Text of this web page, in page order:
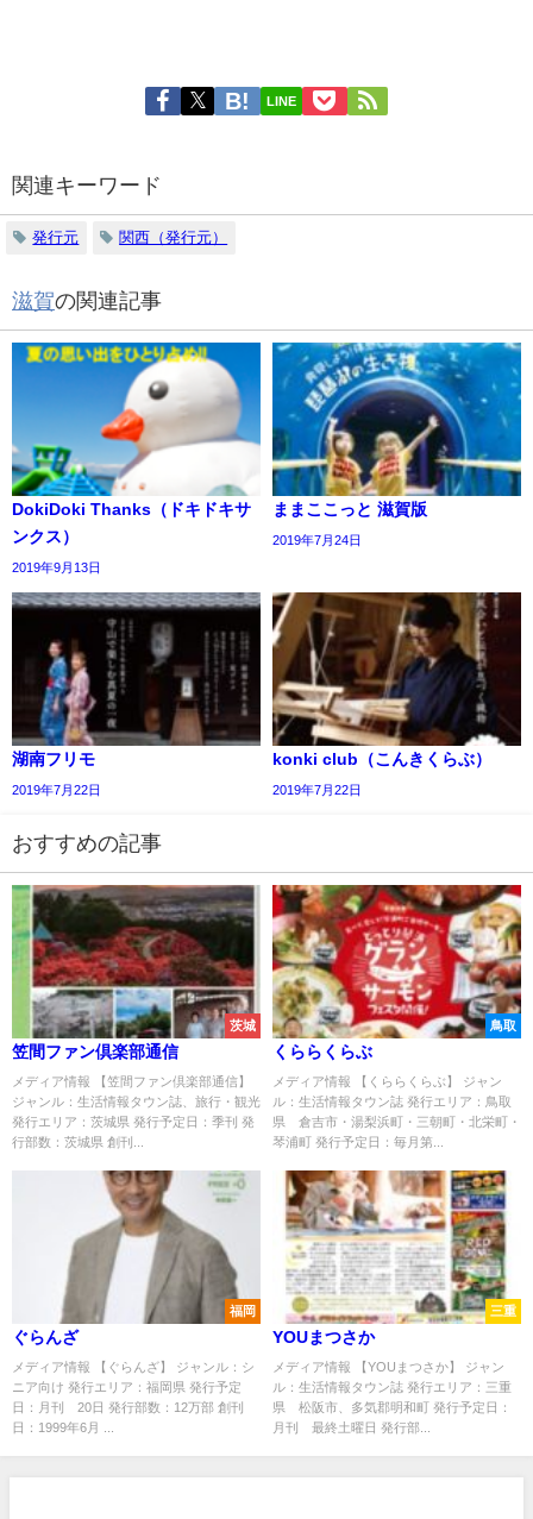
LINE
関連キーワード
発行元 関西（発行元）
滋賀の関連記事
DokiDoki Thanks（ドキドキサ
ンクス）
2019年9月13日
ままここっと 滋賀版
2019年7月24日
湖南フリモ
2019年7月22日
konki club（こんきくらぶ）
2019年7月22日
おすすめの記事
茨城
笠間ファン倶楽部通信
メディア情報 【笠間ファン倶楽部通信】
ジャンル：生活情報タウン誌、旅行・観光
発行エリア：茨城県 発行予定日：季刊 発
行部数：茨城県 創刊...
鳥取
くららくらぶ
メディア情報 【くららくらぶ】 ジャン
ル：生活情報タウン誌 発行エリア：鳥取
県 倉吉市・湯梨浜町・三朝町・北栄町・
琴浦町 発行予定日：毎月第...
福岡
ぐらんざ
メディア情報 【ぐらんざ】 ジャンル：シ
ニア向け 発行エリア：福岡県 発行予定
日：月刊 20日 発行部数：12万部 創刊
日：1999年6月 ...
三重
YOUまつさか
メディア情報 【YOUまつさか】 ジャン
ル：生活情報タウン誌 発行エリア：三重
県 松阪市、多気郡明和町 発行予定日：
月刊 最終土曜日 発行部...